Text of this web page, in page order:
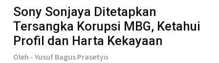
Sony Sonjaya Ditetapkan
Tersangka Korupsi MBG, Ketahui
Profil dan Harta Kekayaan
Oleh - Yusuf Bagus Prasetyo